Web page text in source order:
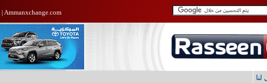
| Ammanxchange.com